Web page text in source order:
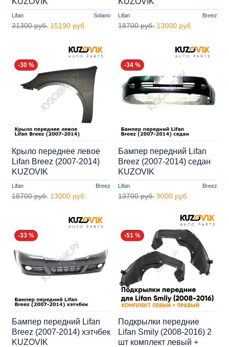
Lifan Solano
31300 руб. 15190 руб.
Lifan Breez
18700 руб. 13000 руб.
-30 %
Lifan Breez
Крыло переднее левое
Lifan Breez (2007-2014)
KUZOVIK
18700 руб. 13000 руб.
-34 %
Lifan Breez
Бампер передний Lifan
Breez (2007-2014) седан
KUZOVIK
13700 руб. 9000 руб.
-33 %
Бампер передний Lifan
Breez (2007-2014) хэтчбек
KUZOVIK
-51 %
Подкрылки передние
Lifan Smily (2008-2016) 2
шт комплект левый +